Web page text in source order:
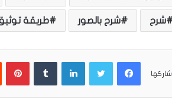
شرح شرح بالصور طريقة
شاركها
فيسبوك لينكدإن بينتيريست